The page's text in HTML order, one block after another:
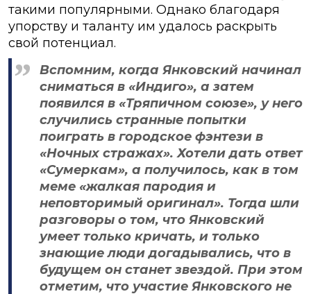
такими популярными. Однако благодаря
упорству и таланту им удалось раскрыть
свой потенциал.
Вспомним, когда Янковский начинал
сниматься в «Индиго», а затем
появился в «Тряпичном союзе», у него
случились странные попытки
поиграть в городское фэнтези в
«Ночных стражах». Хотели дать ответ
«Сумеркам», а получилось, как в том
меме «жалкая пародия и
неповторимый оригинал». Тогда шли
разговоры о том, что Янковский
умеет только кричать, и только
знающие люди догадывались, что в
будущем он станет звездой. При этом
отметим, что участие Янковского не